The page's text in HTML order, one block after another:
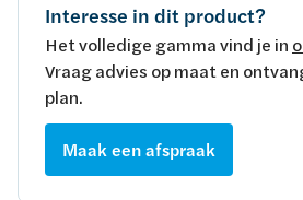
Interesse in dit product?
Het volledige gamma vind je in
Vraag advies op maat en
plan.
Maak een afspraak